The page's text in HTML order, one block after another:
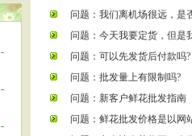
问题：我们离机场很远，是
问题：今天我要定货，但是
问题：可以先发货后付款吗?
问题：批发量上有限制吗?
问题：新客户鲜花批发指南
问题：鲜花批发价格是以网